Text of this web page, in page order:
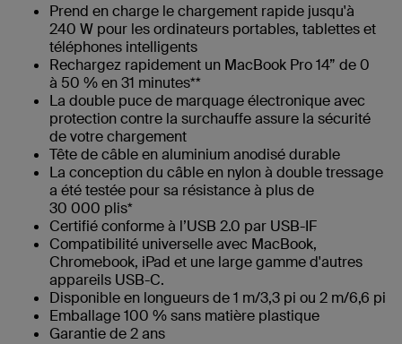
Prend en charge le chargement rapide jusqu'à
240 W pour les ordinateurs portables, tablettes et
téléphones intelligents
Rechargez rapidement un MacBook Pro 14” de 0
à 50 % en 31 minutes**
La double puce de marquage électronique avec
protection contre la surchauffe assure la sécurité
de votre chargement
Tête de câble en aluminium anodisé durable
La conception du câble en nylon à double tressage
a été testée pour sa résistance à plus de
30 000 plis*
Certifié conforme à l’USB 2.0 par USB-IF
Compatibilité universelle avec MacBook,
Chromebook, iPad et une large gamme d'autres
appareils USB-C.
Disponible en longueurs de 1 m/3,3 pi ou 2 m/6,6 pi
Emballage 100 % sans matière plastique
Garantie de 2 ans